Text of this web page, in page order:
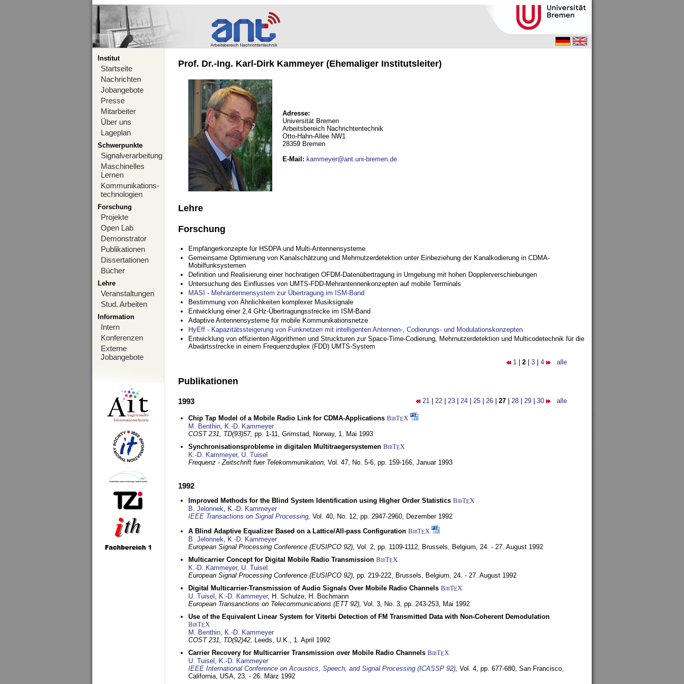
Institut
Startseite
Nachrichten
Jobangebote
Presse
Mitarbeiter
Über uns
Lageplan
Schwerpunkte
Signalverarbeitung
Maschinelles
Lernen
Kommunikations-
technologien
Forschung
Projekte
Open Lab
Demonstrator
Publikationen
Dissertationen
Bücher
Lehre
Veranstaltungen
Stud. Arbeiten
Information
Intern
Konferenzen
Externe
Jobangebote
Prof. Dr.-Ing. Karl-Dirk Kammeyer (Ehemaliger Institutsleiter)
Adresse:
Universität Bremen
Arbeitsbereich Nachrichtentechnik
Otto-Hahn-Allee NW1
28359 Bremen
E-Mail : kammeyer@ant.uni-bremen.de
Lehre
Forschung
Empfängerkonzepte für HSDPA und Multi-Antennensysteme
Gemeinsame Optimierung von Kanalschätzung und Mehrnutzerdetektion unter Einbeziehung der Kanalkodierung in CDMA-
Mobilfunksystemen
Definition und Realisierung einer hochratigen OFDM-Datenübertragung in Umgebung mit hohen Dopplerverschiebungen
Untersuchung des Einflusses von UMTS-FDD-Mehrantennenkonzepten auf mobile Terminals
MASI - Mehrantennensystem zur Übertragung im ISM-Band
Bestimmung von Ähnlichkeiten komplexer Musiksignale
Entwicklung einer 2,4 GHz-Übertragungsstrecke im ISM-Band
Adaptive Antennensysteme für mobile Kommunikationsnetze
HyEff - Kapazitätssteigerung von Funknetzen mit intelligenten Antennen-, Codierungs- und Modulationskonzepten
Entwicklung von effizienten Algorithmen und Struckturen zur Space-Time-Codierung, Mehrnutzerdetektion und Multicodetechnik für die
Abwärtsstrecke in einem Frequenzduplex (FDD) UMTS-System
1 2 3 4 alle
Publikationen
21 22 23 24 25 26 27 28 29 30 alle
1993
Chip Tap Model of a Mobile Radio Link for CDMA-Applications BibTEX
M. Benthin, K.-D. Kammeyer
COST 231, TD(93)57, pp. 1-11, Grimstad, Norway, 1. Mai 1993
Synchronisationsprobleme in digitalen Multitraegersystemen BibTEX
K.-D. Kammeyer, U. Tuisel
Frequenz - Zeitschrift fuer Telekommunikation, Vol. 47, No. 5-6, pp. 159-166, Januar 1993
1992
Improved Methods for the Blind System Identification using Higher Order Statistics BibTEX
B. Jelonnek, K.-D. Kammeyer
IEEE Transactions on Signal Processing, Vol. 40, No. 12, pp. 2947-2960, Dezember 1992
A Blind Adaptive Equalizer Based on a Lattice/All-pass Configuration BibTEX
B. Jelonnek, K.-D. Kammeyer
European Signal Processing Conference (EUSIPCO 92), Vol. 2, pp. 1109-1112, Brussels, Belgium, 24. - 27. August 1992
Multicarrier Concept for Digital Mobile Radio Transmission BibTEX
K.-D. Kammeyer, U. Tuisel
European Signal Processing Conference (EUSIPCO 92), pp. 219-222, Brussels, Belgium, 24. - 27. August 1992
Digital Multicarrier-Transmission of Audio Signals Over Mobile Radio Channels BibTEX
U. Tuisel , K.-D. Kammeyer, H. Schulze, H. Bochmann
European Transanctions on Telecommunications (ETT 92), Vol. 3, No. 3, pp. 243-253, Mai 1992
Use of the Equivalent Linear System for Viterbi Detection of FM Transmitted Data with Non-Coherent Demodulation
BibTEX
M. Benthin, K.-D. Kammeyer
COST 231, TD(92)42, Leeds, U.K., 1. April 1992
Carrier Recovery for Multicarrier Transmission over Mobile Radio Channels BibTEX
U. Tuisel , K.-D. Kammeyer
IEEE International Conference on Acoustics, Speech, and Signal Processing (ICASSP 92), Vol. 4, pp. 677-680, San Francisco,
California, USA, 23. - 26. März 1992